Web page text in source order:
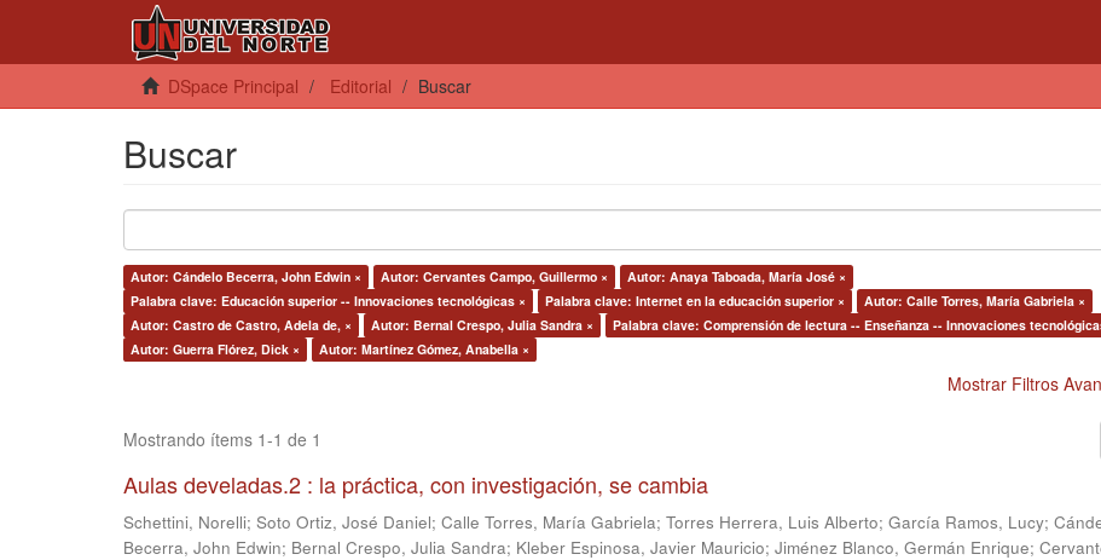
DSpace Principal Editorial Buscar
Buscar
Autor: Cándelo Becerra, John Edwin × Autor: Cervantes Campo, Guillermo ×
Autor: Anaya Taboada, María José ×
Palabra clave: Educación superior -- Innovaciones tecnológicas ×
Palabra clave: Internet en la educación superior ×
Autor: Calle Torres, María Gabriela ×
Autor: Castro de Castro, Adela de, ×
Autor: Bernal Crespo, Julia Sandra ×
Palabra clave: Comprensión de lectura -- Enseñanza -- Innovaciones
Autor: Guerra Flórez, Dick ×
Autor: Martínez Gómez, Anabella ×
Mostrar Filtros
Mostrando ítems 1-1 de 1
Aulas develadas.2 : la práctica, con investigación, se cambia
Schettini, Norelli; Soto Ortiz, José Daniel; Calle Torres, María Gabriela; Torres Herrera, Luis Alberto; García Ramos, Lucy;
Becerra, John Edwin; Bernal Crespo, Julia Sandra; Kleber Espinosa, Javier Mauricio; Jiménez Blanco, Germán Enrique;